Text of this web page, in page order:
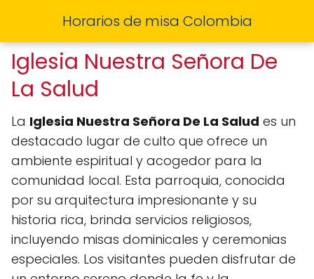
Horarios de misa Colombia
Iglesia Nuestra Señora De
La Salud
La Iglesia Nuestra Señora De La Salud es un
destacado lugar de culto que ofrece un
ambiente espiritual y acogedor para la
comunidad local. Esta parroquia, conocida
por su arquitectura impresionante y su
historia rica, brinda servicios religiosos,
incluyendo misas dominicales y ceremonias
especiales. Los visitantes pueden disfrutar de